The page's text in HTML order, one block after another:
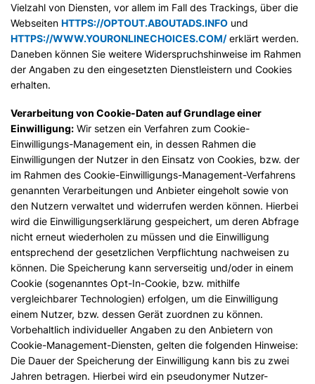
Vielzahl von Diensten, vor allem im Fall des Trackings, über die
Webseiten HTTPS://OPTOUT.ABOUTADS.INFOund
HTTPS://WWW.YOURONLINECHOICES.COM/erklärt werden.
Daneben können Sie weitere Widerspruchshinweise im Rahmen
der Angaben zu den eingesetzten Dienstleistern und Cookies
erhalten.
Verarbeitung von Cookie-Daten auf Grundlage einer
Einwilligung:Wir setzen ein Verfahren zum Cookie-
Einwilligungs-Management ein, in dessen Rahmen die
Einwilligungen der Nutzer in den Einsatz von Cookies, bzw. der
im Rahmen des Cookie-Einwilligungs-Management-Verfahrens
genannten Verarbeitungen und Anbieter eingeholt sowie von
den Nutzern verwaltet und widerrufen werden können. Hierbei
wird die Einwilligungserklärung gespeichert, um deren Abfrage
nicht erneut wiederholen zu müssen und die Einwilligung
entsprechend der gesetzlichen Verpflichtung nachweisen zu
können. Die Speicherung kann serverseitig und/oder in einem
Cookie (sogenanntes Opt-In-Cookie, bzw. mithilfe
vergleichbarer Technologien) erfolgen, um die Einwilligung
einem Nutzer, bzw. dessen Gerät zuordnen zu können.
Vorbehaltlich individueller Angaben zu den Anbietern von
Cookie-Management-Diensten, gelten die folgenden Hinweise:
Die Dauer der Speicherung der Einwilligung kann bis zu zwei
Jahren betragen. Hierbei wird ein pseudonymer Nutzer-